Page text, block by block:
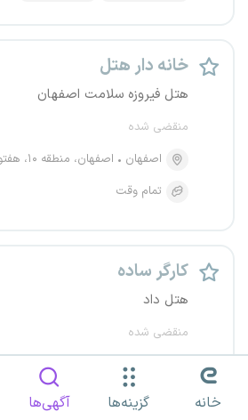
خانه دار هتل
هتل فیروزه سلامت اصفهان
منقضی شده
اصفهان
اصفهان، منطقه ۱۰، هفتون
تمام وقت
کارگر ساده
هتل داد
منقضی شده
یزد
تمام وقت
خانه گزینه‌ها آگهی‌ها